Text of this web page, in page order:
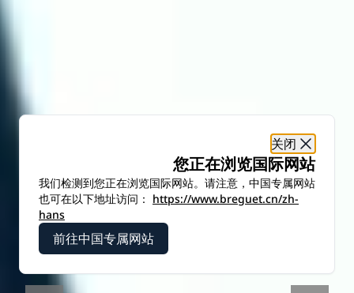
您正在浏览国际网站
关闭
我们检测到您正在浏览国际网站。请注意，中国专属网站
也可在以下地址访问： https://www.breguet.cn/zh-
hans
前往中国专属网站